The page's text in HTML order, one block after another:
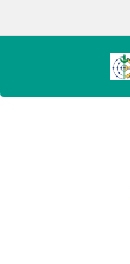
navigation